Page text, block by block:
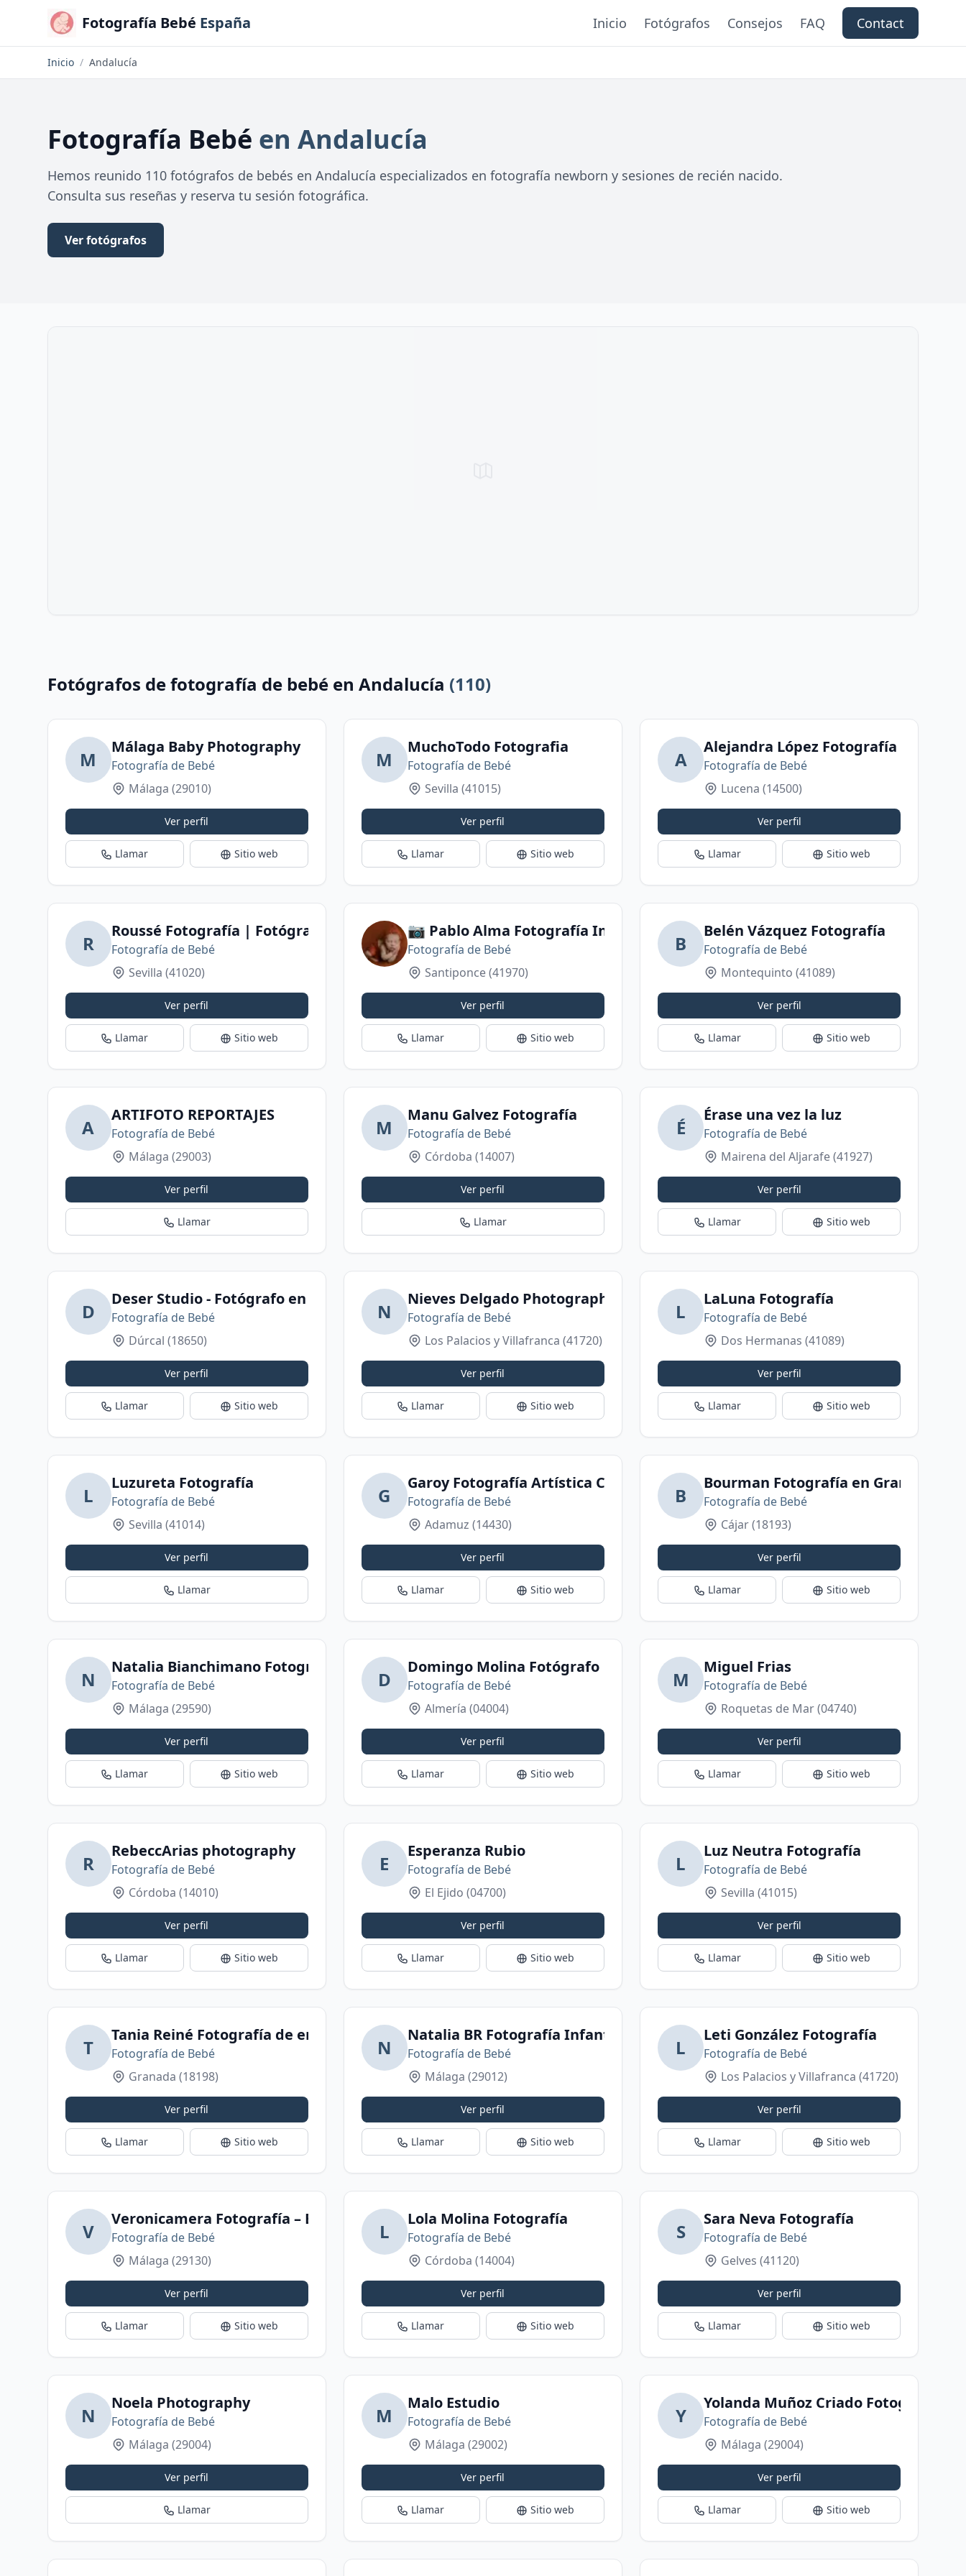
Fotografía Bebé España Inicio Fotógrafos Consejos FAQ Contact
Inicio / Andalucía
Fotografía Bebé en Andalucía
Hemos reunido 110 fotógrafos de bebés en Andalucía especializados en fotografía newborn y sesiones de recién nacido.
Consulta sus reseñas y reserva tu sesión fotográfica.
Ver fotógrafos
Fotógrafos de fotografía de bebé en Andalucía (110)
M
Málaga Baby Photography
Fotografía de Bebé
Málaga (29010)
Ver perfil
Llamar Sitio web
M
MuchoTodo Fotografia
Fotografía de Bebé
Sevilla (41015)
Ver perfil
Llamar Sitio web
A
Alejandra López Fotografía
Fotografía de Bebé
Lucena (14500)
Ver perfil
Llamar Sitio web
R
Roussé Fotografía | Fotógrafos en Sevilla
Fotografía de Bebé
Sevilla (41020)
Ver perfil
Llamar Sitio web
📷 Pablo Alma Fotografía Infantil
Fotografía de Bebé
Santiponce(41970)
Ver perfil
Llamar Sitio web
B
Belén Vázquez Fotografía
Fotografía de Bebé
Montequinto (41089)
Ver perfil
Llamar Sitio web
A
ARTIFOTO REPORTAJES
Fotografía de Bebé
Málaga (29003)
Ver perfil
Llamar
M
Manu Galvez Fotografía
Fotografía de Bebé
Córdoba (14007)
Ver perfil
Llamar
É
Érase una vez la luz
Fotografía de Bebé
Mairena del Aljarafe(41927)
Ver perfil
Llamar Sitio web
D
Deser Studio - Fotógrafo en Granada
Fotografía de Bebé
Dúrcal (18650)
Ver perfil
Llamar Sitio web
N
Nieves Delgado Photography- Estudio especializado en maternidad, recién
Fotografía de Bebé
Los Palacios y Villafranca (41720)
Ver perfil
Llamar Sitio web
L
LaLuna Fotografía
Fotografía de Bebé
Dos Hermanas (41089)
Ver perfil
Llamar Sitio web
L
Luzureta Fotografía
Fotografía de Bebé
Sevilla (41014)
Ver perfil
Llamar
G
Garoy Fotografía Artística Creativa
Fotografía de Bebé
Adamuz (14430)
Ver perfil
Llamar Sitio web
B
Bourman Fotografía en Granada
Fotografía de Bebé
Cájar(18193)
Ver perfil
Llamar Sitio web
N
Natalia Bianchimano Fotografía ®
Fotografía de Bebé
Málaga (29590)
Ver perfil
Llamar Sitio web
D
Domingo Molina Fotógrafo
Fotografía de Bebé
Almería (04004)
Ver perfil
Llamar Sitio web
M
Miguel Frias
Fotografía de Bebé
Roquetas de Mar(04740)
Ver perfil
Llamar Sitio web
R
RebeccArias photography
Fotografía de Bebé
Córdoba (14010)
Ver perfil
Llamar Sitio web
E
Esperanza Rubio
Fotografía de Bebé
El Ejido (04700)
Ver perfil
Llamar Sitio web
L
Luz Neutra Fotografía
Fotografía de Bebé
Sevilla (41015)
Ver perfil
Llamar Sitio web
T
Tania Reiné Fotografía de embarazo, bebés y familiar
Fotografía de Bebé
Granada (18198)
Ver perfil
Llamar Sitio web
N
Natalia BR Fotografía Infantil
Fotografía de Bebé
Málaga (29012)
Ver perfil
Llamar Sitio web
L
Leti González Fotografía
Fotografía de Bebé
Los Palacios y Villafranca (41720)
Ver perfil
Llamar Sitio web
V
Veronicamera Fotografía – Embarazo, Bebés y Comuniones en Málaga y Alhaurín de la Torre
Fotografía de Bebé
Málaga (29130)
Ver perfil
Llamar Sitio web
L
Lola Molina Fotografía
Fotografía de Bebé
Córdoba (14004)
Ver perfil
Llamar Sitio web
S
Sara Neva Fotografía
Fotografía de Bebé
Gelves (41120)
Ver perfil
Llamar Sitio web
N
Noela Photography
Fotografía de Bebé
Málaga (29004)
Ver perfil
Llamar
M
Malo Estudio
Fotografía de Bebé
Málaga (29002)
Ver perfil
Llamar Sitio web
Y
Yolanda Muñoz Criado Fotografía
Fotografía de Bebé
Málaga (29004)
Ver perfil
Llamar Sitio web